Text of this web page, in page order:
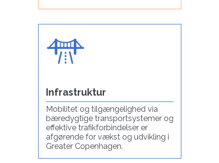
Infrastruktur
Mobilitet og tilgængelighed via
bæredygtige transportsystemer og
effektive trafikforbindelser er
afgørende for vækst og udvikling i
Greater Copenhagen.